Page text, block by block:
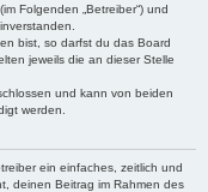
Folgenden „Betreiber“) und
bist, so darfst du das Board
jeweils die an dieser Stelle
und kann von beiden
werden.
ein einfaches, zeitlich und
deinen Beitrag im Rahmen des